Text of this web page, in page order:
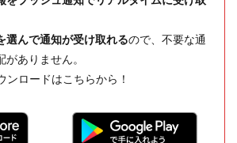
選んで通知が受け取れるので、不要な通
ありません。
ンロードはこちらから！